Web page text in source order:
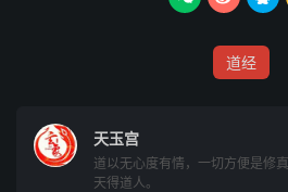
魄。体用兼备，详略得宜。学士信
博访真师，讨诠妙义，究返阴成阳
自度度他者也。万一世缘牵纽，酬
斋肃身心，收敛精神，书拂符箓
道经
天玉宫
道以无心度有情，一切方便是修
天得道人。